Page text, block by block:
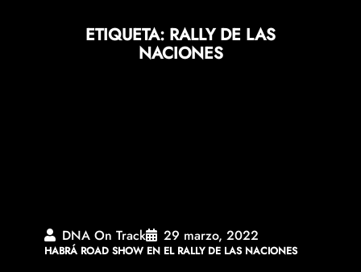
ETIQUETA: RALLY DE LAS
NACIONES
DNA On Track 29 marzo, 2022
HABRÁ ROAD SHOW EN EL RALLY DE LAS NACIONES